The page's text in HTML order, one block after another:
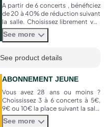
A partir de 6 concerts , bénéficiez
de 20 à 40% de réduction suivant
la salle. Choisissez librement vos
concerts parmi les programmes
proposés dans la saison.
See more
See product details
ABONNEMENT JEUNE
Vous avez 28 ans ou moins ?
Choississez 3 à 6 concerts à 5€,
9€ ou 10€ la place suivant la salle
(hors concerts lyriques et
productions extérieures).
See more